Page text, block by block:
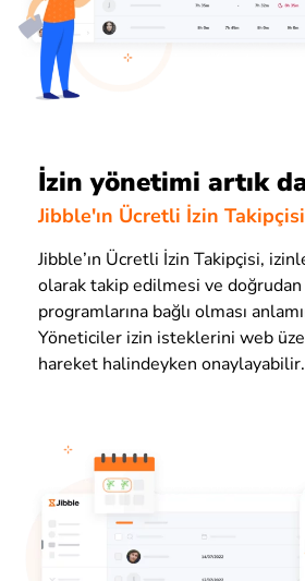
İzin yönetimi artık
Jibble'ın Ücretli İzin
Jibble’ın Ücretli İzin Takipçisi,
olarak takip edilmesi ve doğrudan
programlarına bağlı olması
Yöneticiler izin isteklerini web
hareket halindeyken onaylayabilir.